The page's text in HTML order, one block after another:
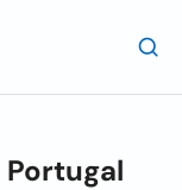
Portugal